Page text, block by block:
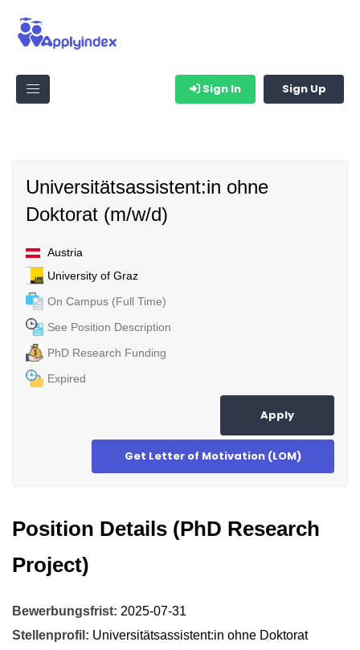
Sign In Sign Up
Universitätsassistent:in ohne
Doktorat (m/w/d)
Austria
University of Graz
On Campus (Full Time)
See Position Description
PhD Research Funding
Expired
Apply
Get Letter of Motivation (LOM)
Position Details (PhD Research
Project)
Bewerbungsfrist: 2025-07-31
Stellenprofil: Universitätsassistent:in ohne Doktorat